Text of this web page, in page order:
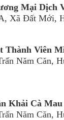
Mại Dịch
Xã Đất Mới,
Thành Viên
Năm Căn,
Khải Cà Mau
Năm Căn,